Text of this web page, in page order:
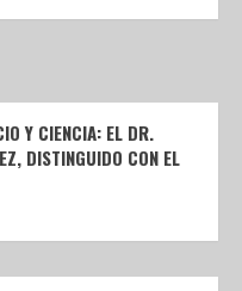
Y CIENCIA: EL DR.
DISTINGUIDO CON EL